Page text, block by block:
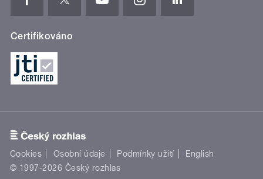
Certifikováno
Cookies Osobní údaje Podmínky užití
English
© 1997-2026 Český rozhlas